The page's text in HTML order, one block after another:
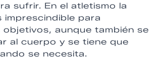
sufrir. En el atletismo la
imprescindible para
aunque también se
al cuerpo y se tiene que
se necesita.